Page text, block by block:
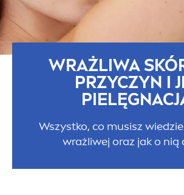
WRAŻLIWA
PRZYCZYN I
Wszystko, co musisz
wrażliwej oraz jak o nią